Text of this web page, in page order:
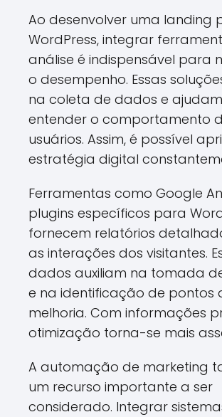
Ao desenvolver uma landing
WordPress, integrar
análise é indispensável para
o desempenho. Essas
na coleta de dados e
entender o comportamento
usuários. Assim, é possível
estratégia digital
Ferramentas como Google
plugins específicos para
fornecem relatórios
as interações dos visitantes.
dados auxiliam na tomada
e na identificação de pontos
melhoria. Com informações
otimização torna-se mais
A automação de marketing
um recurso importante a ser
considerado. Integrar